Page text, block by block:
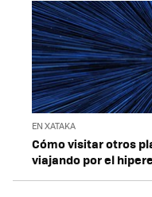
EN XATAKA
Cómo visitar otros
viajando por el